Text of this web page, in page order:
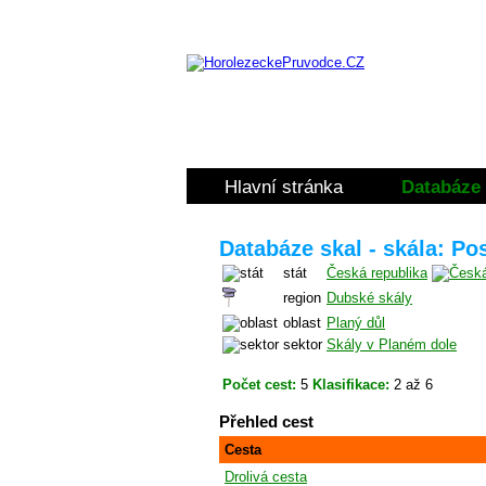
Hlavní stránka
Databáze skal - skála:
stát
Česká republika
region Dubské skály
oblast Planý důl
sektor Skály v Planém dole
Počet cest: 5 Klasifikace: 2 až 6
Přehled cest
Cesta
Drolivá cesta